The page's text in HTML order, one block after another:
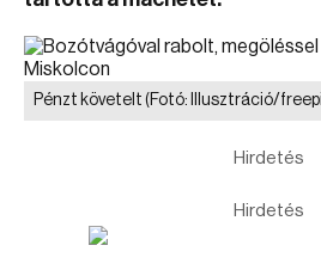
Pénzt követelt (Fotó: Illusztráció/
Hirdetés
Hirdetés